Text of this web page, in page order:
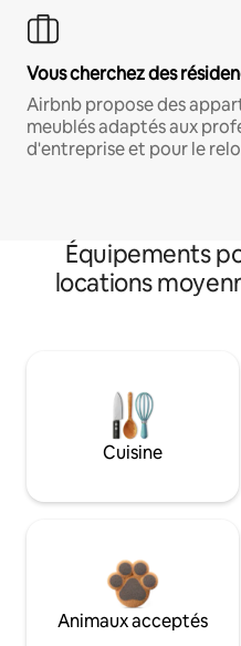
Vous cherchez des
Airbnb propose des
meublés adaptés aux
d'entreprise et pour le
Équipements
locations
Cuisine
Animaux acceptés